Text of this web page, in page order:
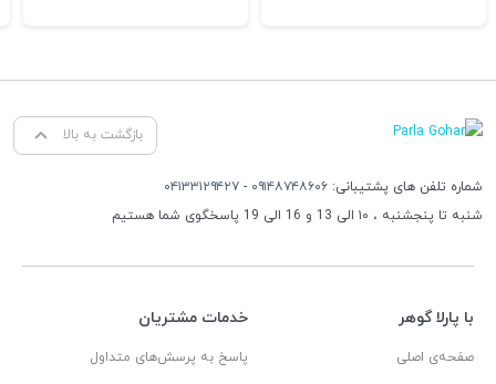
بازگشت به بالا
شماره تلفن های پشتیبانی: ۰۹۱۴۸۷۴۸۶۰۶ - ۰۴۱۳۳۱۲۹۴۲۷
شنبه تا پنجشنبه ، ۱۰ الی 13 و 16 الی 19 پاسخگوی شما هستیم
با پارلا گوهر
صفحه‌ی اصلی
خدمات مشتریان
پاسخ به پرسش‌های متداول